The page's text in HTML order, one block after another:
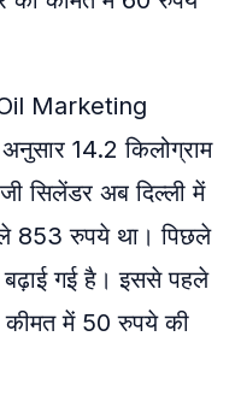
(Oil Marketing
14.2 किलोग्राम
सिलेंडर अब दिल्ली में
853 रुपये था। पिछले
बढ़ाई गई है। इससे पहले
में 50 रुपये की